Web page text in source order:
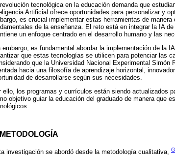
tecnológica en la educación demanda que
Artificial ofrece oportunidades para personalizar y
es crucial implementar estas herramientas de
de la enseñanza. El reto está en integrar la IA
un enfoque centrado en el desarrollo humano y las
embargo, es fundamental abordar la implementación de la
que estas tecnologías se utilicen para potenciar las
que la Universidad Nacional Experimental
hacia una filosofía de aprendizaje horizontal,
de desarrollarse según sus necesidades.
ello, los programas y currículos están siendo actualizados
objetivo guiar la educación del graduado de manera que
investigación se abordó desde la metodología cualitativa,